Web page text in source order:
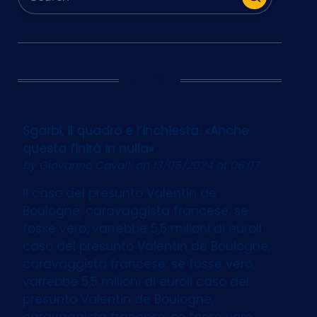
Ultim’Ora
Sgarbi, il quadro e l’inchiesta: «Anche
questa finirà in nulla»
by Giovanna Cavallion 13/05/2024 at 06:07
Il caso del presunto Valentin de
Boulogne, caravaggista francese: se
fosse vero, varrebbe 5,5 milioni di euroIl
caso del presunto Valentin de Boulogne,
caravaggista francese: se fosse vero,
varrebbe 5,5 milioni di euroIl caso del
presunto Valentin de Boulogne,